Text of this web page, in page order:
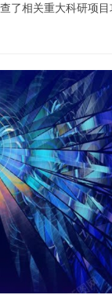
了相关重大科研项